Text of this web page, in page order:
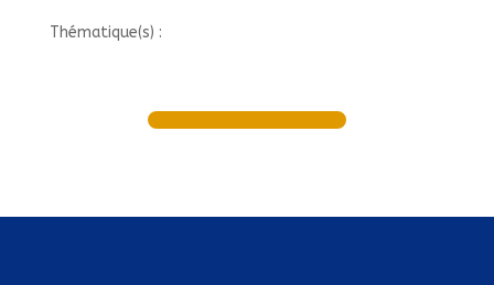
Thématique(s) :